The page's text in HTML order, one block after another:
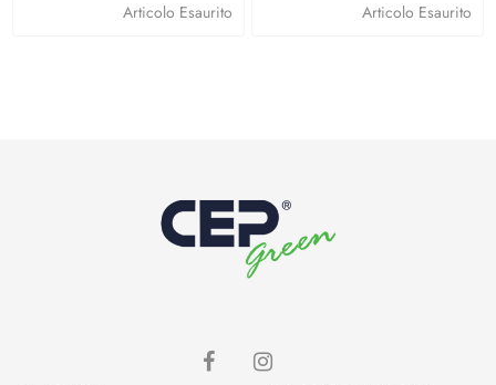
Articolo Esaurito Articolo Esaurito